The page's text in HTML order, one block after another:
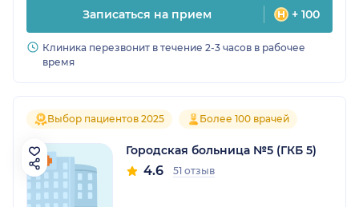
Записаться на прием + 100
Клиника перезвонит в течение 2-3 часов в рабочее
время
Выбор пациентов 2025 Более 100 врачей
Городская больница №5 (ГКБ 5)
4.6 51 отзыв